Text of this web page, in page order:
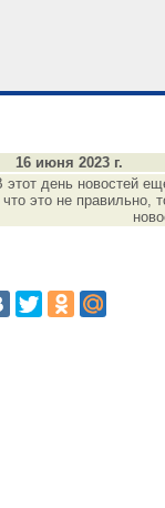
16 июня 2023 г.
этот день новостей
что это не правильно,